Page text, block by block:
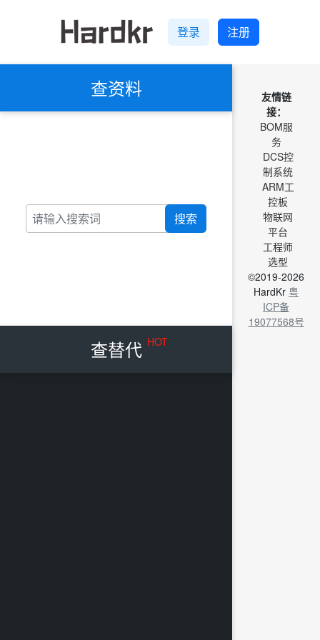
登录 注册
查资料
搜索
查替代 HOT
友情链
接：
BOM服
务
DCS控
制系统
ARM工
控板
物联网
平台
工程师
选型
©2019-2026
HardKr 粤
ICP备
19077568号